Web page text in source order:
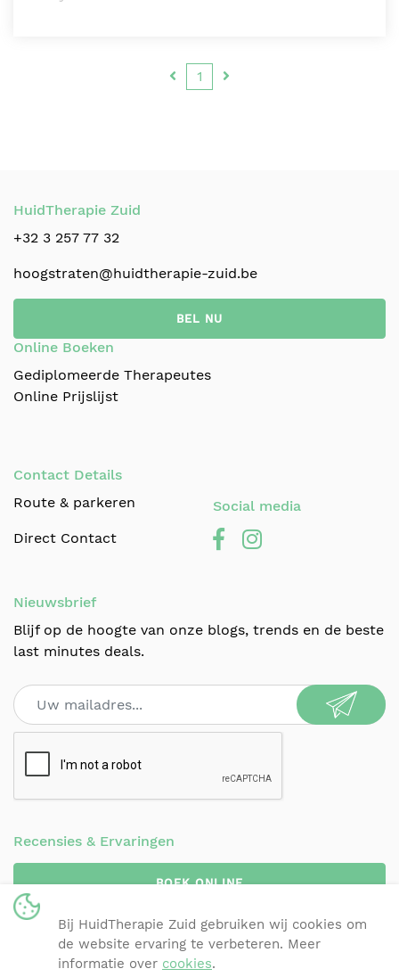
1
HuidTherapie Zuid
+32 3 257 77 32
hoogstraten@huidtherapie-zuid.be
BEL NU
Online Boeken
Gediplomeerde Therapeutes
Online Prijslijst
Contact Details
Route & parkeren
Direct Contact
Social media
Nieuwsbrief
Blijf op de hoogte van onze blogs, trends en de beste
last minutes deals.
Recensies & Ervaringen
BOEK ONLINE
© 2024 HuidTherapie Zuid |
Bij HuidTherapie Zuid gebruiken wij cookies om
de website ervaring te verbeteren. Meer
informatie over cookies.